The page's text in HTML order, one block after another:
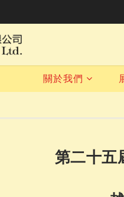
關於我們
第二十五